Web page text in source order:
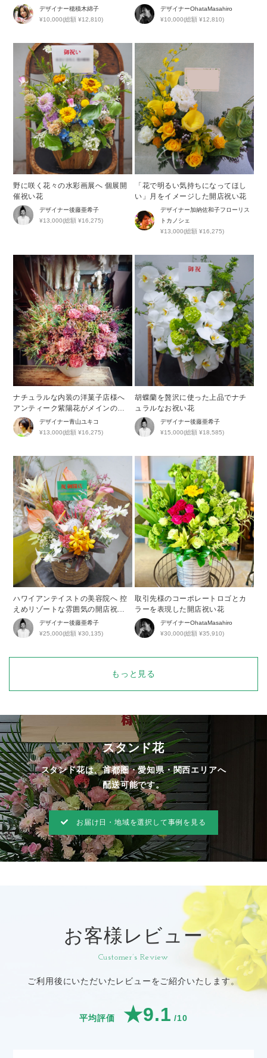
デザイナー穂積木綿子
¥10,000(総額 ¥12,810)
かなブルーが印象的な周年祝い花
デザイナーOhataMasahiro
¥10,000(総額 ¥12,810)
野に咲く花々の水彩画展へ 個展開
催祝い花
デザイナー後藤亜希子
¥13,000(総額 ¥16,275)
「花で明るい気持ちになってほし
い」月をイメージした開店祝い花
デザイナー加納佐和子フローリス
トカノシェ
¥13,000(総額 ¥16,275)
ナチュラルな内装の洋菓子店様へ
アンティーク紫陽花がメインの開
店祝い花デザイナー青山ユキコ
¥13,000(総額 ¥16,275)
胡蝶蘭を贅沢に使った上品でナチ
ュラルなお祝い花
デザイナー後藤亜希子
¥15,000(総額 ¥18,585)
ハワイアンテイストの美容院へ 控
えめリゾートな雰囲気の開店祝い
花
デザイナー後藤亜希子
¥25,000(総額 ¥30,135)
取引先様のコーポレートロゴとカ
ラーを表現した開店祝い花
デザイナーOhataMasahiro
¥30,000(総額 ¥35,910)
もっと見る
スタンド花
スタンド花は、首都圏・愛知県・関西エリアへ
配送可能です。
お届け日・地域を選択して事例を見る
お客様レビュー
Customer’s Review
ご利用後にいただいたレビューをご紹介いたします。
平均評価 ★9.1 /10